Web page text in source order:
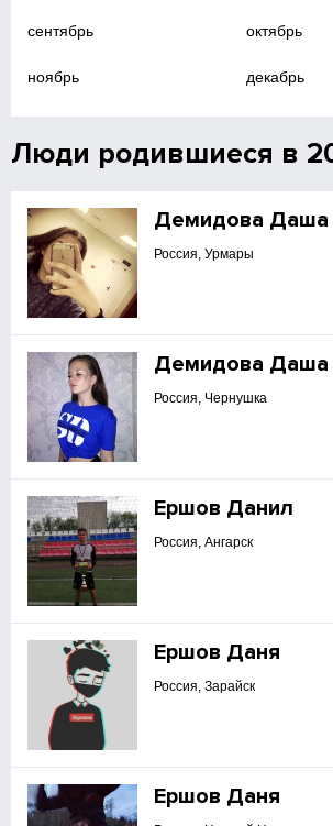
сентябрь октябрь
ноябрь декабрь
Люди родившиеся в
Демидова Даша
Россия, Урмары
Демидова Даша
Россия, Чернушка
Ершов Данил
Россия, Ангарск
Ершов Даня
Россия, Зарайск
Ершов Даня